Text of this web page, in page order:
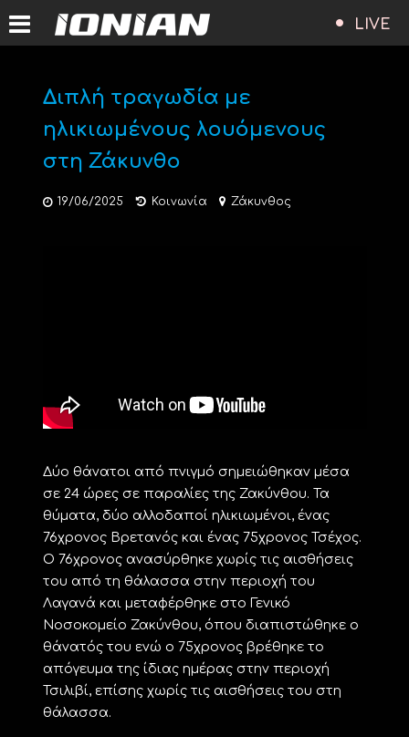
LIVE
Διπλή τραγωδία με
ηλικιωμένους λουόμενους
στη Ζάκυνθο
19/06/2025 Κοινωνία Ζάκυνθος
Δύο θάνατοι από πνιγμό σημειώθηκαν μέσα
σε 24 ώρες σε παραλίες της Ζακύνθου. Τα
θύματα, δύο αλλοδαποί ηλικιωμένοι, ένας
76χρονος Βρετανός και ένας 75χρονος Τσέχος.
Ο 76χρονος ανασύρθηκε χωρίς τις αισθήσεις
του από τη θάλασσα στην περιοχή του
Λαγανά και μεταφέρθηκε στο Γενικό
Νοσοκομείο Ζακύνθου, όπου διαπιστώθηκε ο
θάνατός του ενώ ο 75χρονος βρέθηκε το
απόγευμα της ίδιας ημέρας στην περιοχή
Τσιλιβί, επίσης χωρίς τις αισθήσεις του στη
θάλασσα.